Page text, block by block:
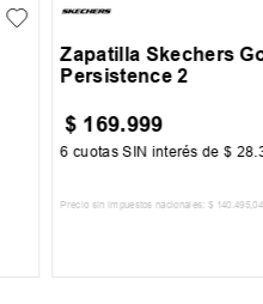
Zapatilla Skechers
Persistence 2
$ 169.999
6 cuotas SIN interés de$ 28
Precio sin impuestos nacionales: $ 140 .495,04